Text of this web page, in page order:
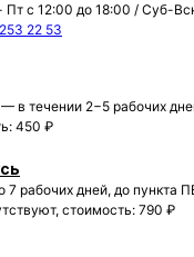
с 12:00 до 18:00 / Суб-
22 53
в течении 2−5 рабочих
450 ₽
7 рабочих дней, до пункта
cтоимость: 790 ₽